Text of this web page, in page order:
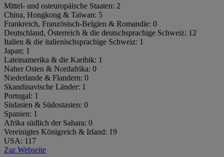
Mittel- und osteuropäische Staaten: 2
China, Hongkong & Taiwan: 5
Frankreich, Französisch-Belgien & Romandie: 0
Deutschland, Österreich & die deutschsprachige Schweiz: 12
Italien & die italienischsprachige Schweiz: 1
Japan: 1
Lateinamerika & die Karibik: 1
Naher Osten & Nordafrika: 0
Niederlande & Flandern: 0
Skandinavische Länder: 1
Portugal: 1
Südasien & Südostasien: 0
Spanien: 1
Afrika südlich der Sahara: 0
Vereinigtes Königreich & Irland: 19
USA: 117
Zur Webseite